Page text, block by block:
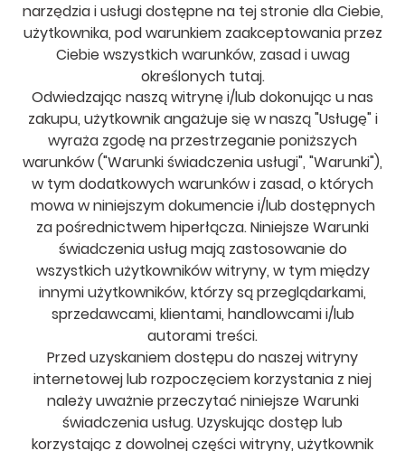
narzędzia i usługi dostępne na tej stronie dla Ciebie,
użytkownika, pod warunkiem zaakceptowania przez
Ciebie wszystkich warunków, zasad i uwag
określonych tutaj.
Odwiedzając naszą witrynę i/lub dokonując u nas
zakupu, użytkownik angażuje się w naszą "Usługę" i
wyraża zgodę na przestrzeganie poniższych
warunków ("Warunki świadczenia usługi", "Warunki"),
w tym dodatkowych warunków i zasad, o których
mowa w niniejszym dokumencie i/lub dostępnych
za pośrednictwem hiperłącza. Niniejsze Warunki
świadczenia usług mają zastosowanie do
wszystkich użytkowników witryny, w tym między
innymi użytkowników, którzy są przeglądarkami,
sprzedawcami, klientami, handlowcami i/lub
autorami treści.
Przed uzyskaniem dostępu do naszej witryny
internetowej lub rozpoczęciem korzystania z niej
należy uważnie przeczytać niniejsze Warunki
świadczenia usług. Uzyskując dostęp lub
korzystając z dowolnej części witryny, użytkownik